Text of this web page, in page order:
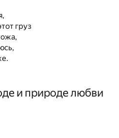
груз
и природе любви